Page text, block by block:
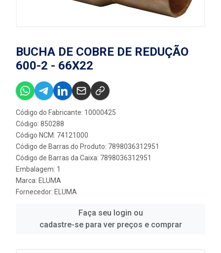
BUCHA DE COBRE DE REDUÇÃO
600-2 - 66X22
Código do Fabricante: 10000425
Código: 850288
Código NCM: 74121000
Código de Barras do Produto: 7898036312951
Código de Barras da Caixa: 7898036312951
Embalagem: 1
Marca: ELUMA
Fornecedor: ELUMA
Faça seu login ou
cadastre-se para ver preços e comprar